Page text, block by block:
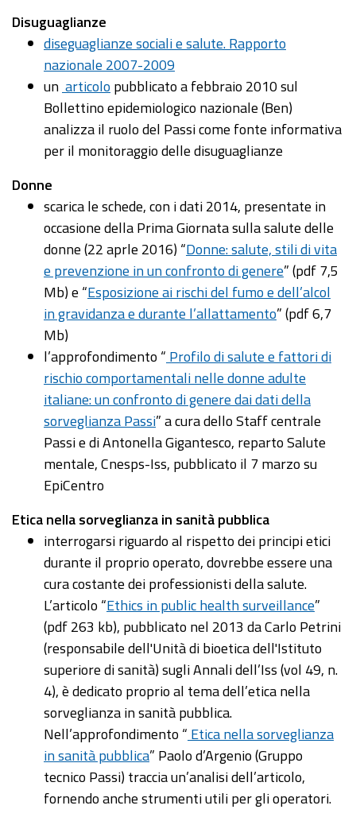
Disuguaglianze
diseguaglianze sociali e salute. Rapporto
nazionale 2007-2009
un articolo pubblicato a febbraio 2010 sul
Bollettino epidemiologico nazionale (Ben)
analizza il ruolo del Passi come fonte informativa
per il monitoraggio delle disuguaglianze
Donne
scarica le schede, con i dati 2014, presentate in
occasione della Prima Giornata sulla salute delle
donne (22 aprle 2016) “Donne: salute, stili di vita
e prevenzione in un confronto di genere” (pdf 7,5
Mb) e “Esposizione ai rischi del fumo e dell’alcol
in gravidanza e durante l’allattamento” (pdf 6,7
Mb)
l’approfondimento “ Profilo di salute e fattori di
rischio comportamentali nelle donne adulte
italiane: un confronto di genere dai dati della
sorveglianza Passi” a cura dello Staff centrale
Passi e di Antonella Gigantesco, reparto Salute
mentale, Cnesps-Iss, pubblicato il 7 marzo su
EpiCentro
Etica nella sorveglianza in sanità pubblica
interrogarsi riguardo al rispetto dei principi etici
durante il proprio operato, dovrebbe essere una
cura costante dei professionisti della salute.
L’articolo “Ethics in public health surveillance”
(pdf 263 kb), pubblicato nel 2013 da Carlo Petrini
(responsabile dell'Unità di bioetica dell'Istituto
superiore di sanità) sugli Annali dell’Iss (vol 49, n.
4), è dedicato proprio al tema dell’etica nella
sorveglianza in sanità pubblica.
Nell’approfondimento “ Etica nella sorveglianza
in sanità pubblica” Paolo d’Argenio (Gruppo
tecnico Passi) traccia un’analisi dell’articolo,
fornendo anche strumenti utili per gli operatori.